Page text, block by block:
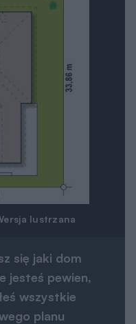
lustrzana
się jaki dom
jesteś pewien,
wszystkie
planu